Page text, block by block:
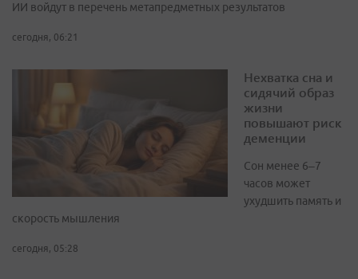
ИИ войдут в перечень метапредметных результатов
сегодня, 06:21
Нехватка сна и
сидячий образ
жизни
повышают риск
деменции
Сон менее 6–7
часов может
ухудшить память и
скорость мышления
сегодня, 05:28